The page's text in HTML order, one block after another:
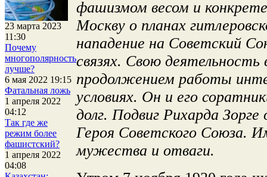
23 марта 2023
11:30
Почему
многополярность
лучше?
6 мая 2022 19:15
Фатальная ложь
1 апреля 2022
04:12
Так где же
режим более
фашистский?
1 апреля 2022
04:08
фашизмом весом и
Москву о планах
нападение на Советский
связях. Свою деятельность
продолжением работы
условиях. Он и его
долг. Подвиг Рихарда
Героя Советского Союза.
мужества и отваги.